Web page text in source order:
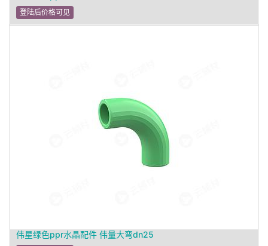
登陆后价格可见
伟星绿色ppr水晶配件 伟量大弯dn25